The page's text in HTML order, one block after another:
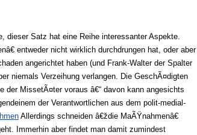
Satz hat eine Reihe interessanter Aspekte.
entweder nicht wirklich durchdrungen hat, oder aber
angerichtet haben (und Frank-Walter der Spalter
niemals Verzeihung verlangen. Die GeschÃ¤digten
MissetÃ¤ter voraus â€“ davon kann angesichts
der Verantwortlichen aus dem polit-medial-
Allerdings schneiden â€ždie MaÃŸnahmenâ€
Immerhin aber findet man damit zumindest